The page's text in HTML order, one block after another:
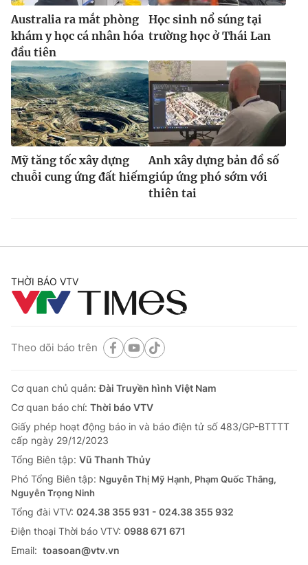
Australia ra mắt phòng
khám y học cá nhân hóa
đầu tiên
Học sinh nổ súng tại
trường học ở Thái Lan
Mỹ tăng tốc xây dựng
chuỗi cung ứng đất hiếm
Anh xây dựng bản đồ số
giúp ứng phó sớm với
thiên tai
THỜI BÁO VTV
Theo dõi báo trên
Cơ quan chủ quản:Đài Truyền hình Việt Nam
Cơ quan báo chí: Thời báo VTV
Giấy phép hoạt động báo in và báo điện tử số 483/GP-BTTTT
cấp ngày 29/12/2023
Tổng Biên tập: Vũ Thanh Thủy
Phó Tổng Biên tập: Nguyễn Thị Mỹ Hạnh, Phạm Quốc Thắng,
Nguyễn Trọng Ninh
Tổng đài VTV: 024.38 355 931 - 024.38 355 932
Ðiện thoại Thời báo VTV: 0988 671 671
Email: toasoan@vtv.vn